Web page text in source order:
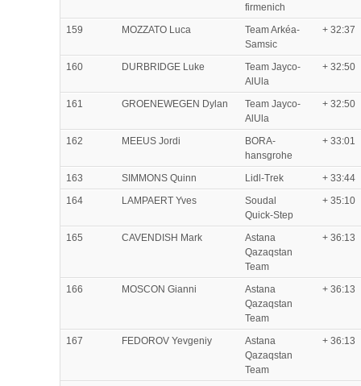
firmenich
159 MOZZATO Luca
Team Arkéa-
Samsic
+ 32:37
160 DURBRIDGE Luke
Team Jayco-
AlUla
+ 32:50
161 GROENEWEGEN Dylan
Team Jayco-
AlUla
+ 32:50
162 MEEUS Jordi
BORA-
hansgrohe
+ 33:01
163 SIMMONS Quinn Lidl-Trek
+ 33:44
164
LAMPAERT Yves
Soudal
Quick-Step
+ 35:10
165 CAVENDISH Mark
Astana
Qazaqstan
Team
+ 36:13
166 MOSCON Gianni
Astana
Qazaqstan
Team
+ 36:13
167 FEDOROV Yevgeniy
Astana
Qazaqstan
Team
+ 36:13